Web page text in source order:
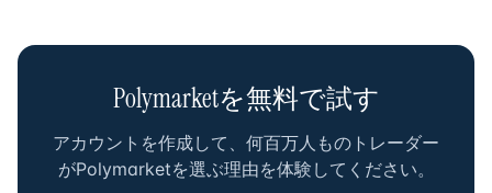
Polymarketを無料で試す
アカウントを作成して、何百万人ものトレーダー
がPolymarketを選ぶ理由を体験してください。